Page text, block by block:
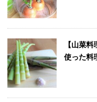
【山菜
使った料